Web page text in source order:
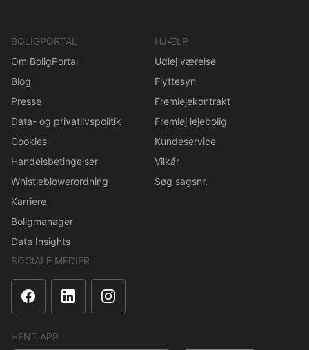
BOLIGPORTAL
Om BoligPortal
Blog
Presse
Data- og privatlivspolitik
Cookies
Handelsbetingelser
Whistleblowerordning
Karriere
Boligmanager
Data Insights
HJÆLP
Udlej værelse
Flyttesyn
Fremlejekontrakt
Fremlej lejebolig
Kundeservice
Vilkår
Søg sagsnr.
SOCIALE MEDIER
HENT APP